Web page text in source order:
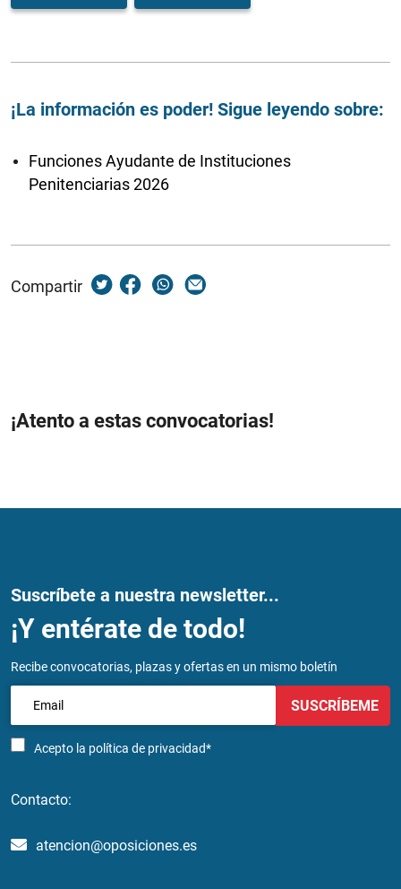
¡La información es poder! Sigue leyendo sobre:
Funciones Ayudante de Instituciones
Penitenciarias 2026
Compartir
¡Atento a estas convocatorias!
Suscríbete a nuestra newsletter...
¡Y entérate de todo!
Recibe convocatorias, plazas y ofertas en un mismo boletín
Acepto la política de privacidad*
SUSCRÍBEME
Contacto:
atencion@oposiciones.es